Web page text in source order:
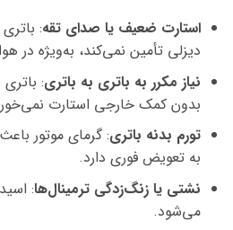
استارت ضعیف یا صدای تقه:
دیزلی تأمین نمی‌کند، به‌ویژه در
نیاز مکرر به باتری به باتری:
بدون کمک خارجی استارت
تورم بدنه باتری: گرمای موتور
به تعویض فوری دارد.
نشتی یا زنگ‌زدگی ترمینال‌ها:
می‌شود.